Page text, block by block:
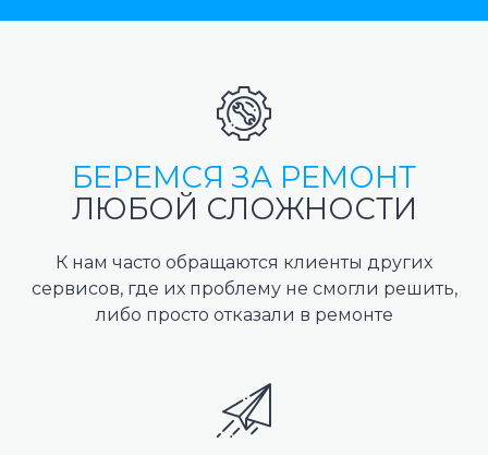
БЕРЕМСЯ ЗА РЕМОНТ
ЛЮБОЙ СЛОЖНОСТИ
К нам часто обращаются клиенты других
сервисов, где их проблему не смогли решить,
либо просто отказали в ремонте